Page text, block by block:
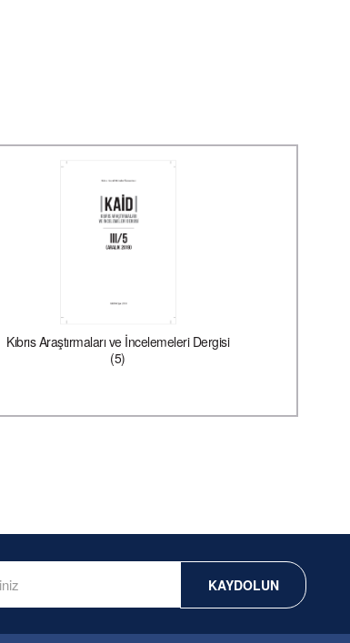
Kıbrıs Araştırmaları ve İncelemeleri Dergisi
(5)
KAYDOLUN